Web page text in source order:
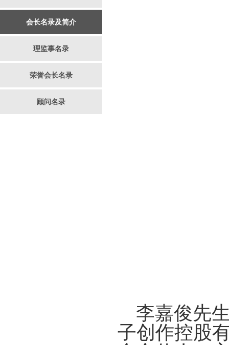
会长名录及简介
理监事名录
荣誉会长名录
顾问名录
李嘉俊先
子创作控股